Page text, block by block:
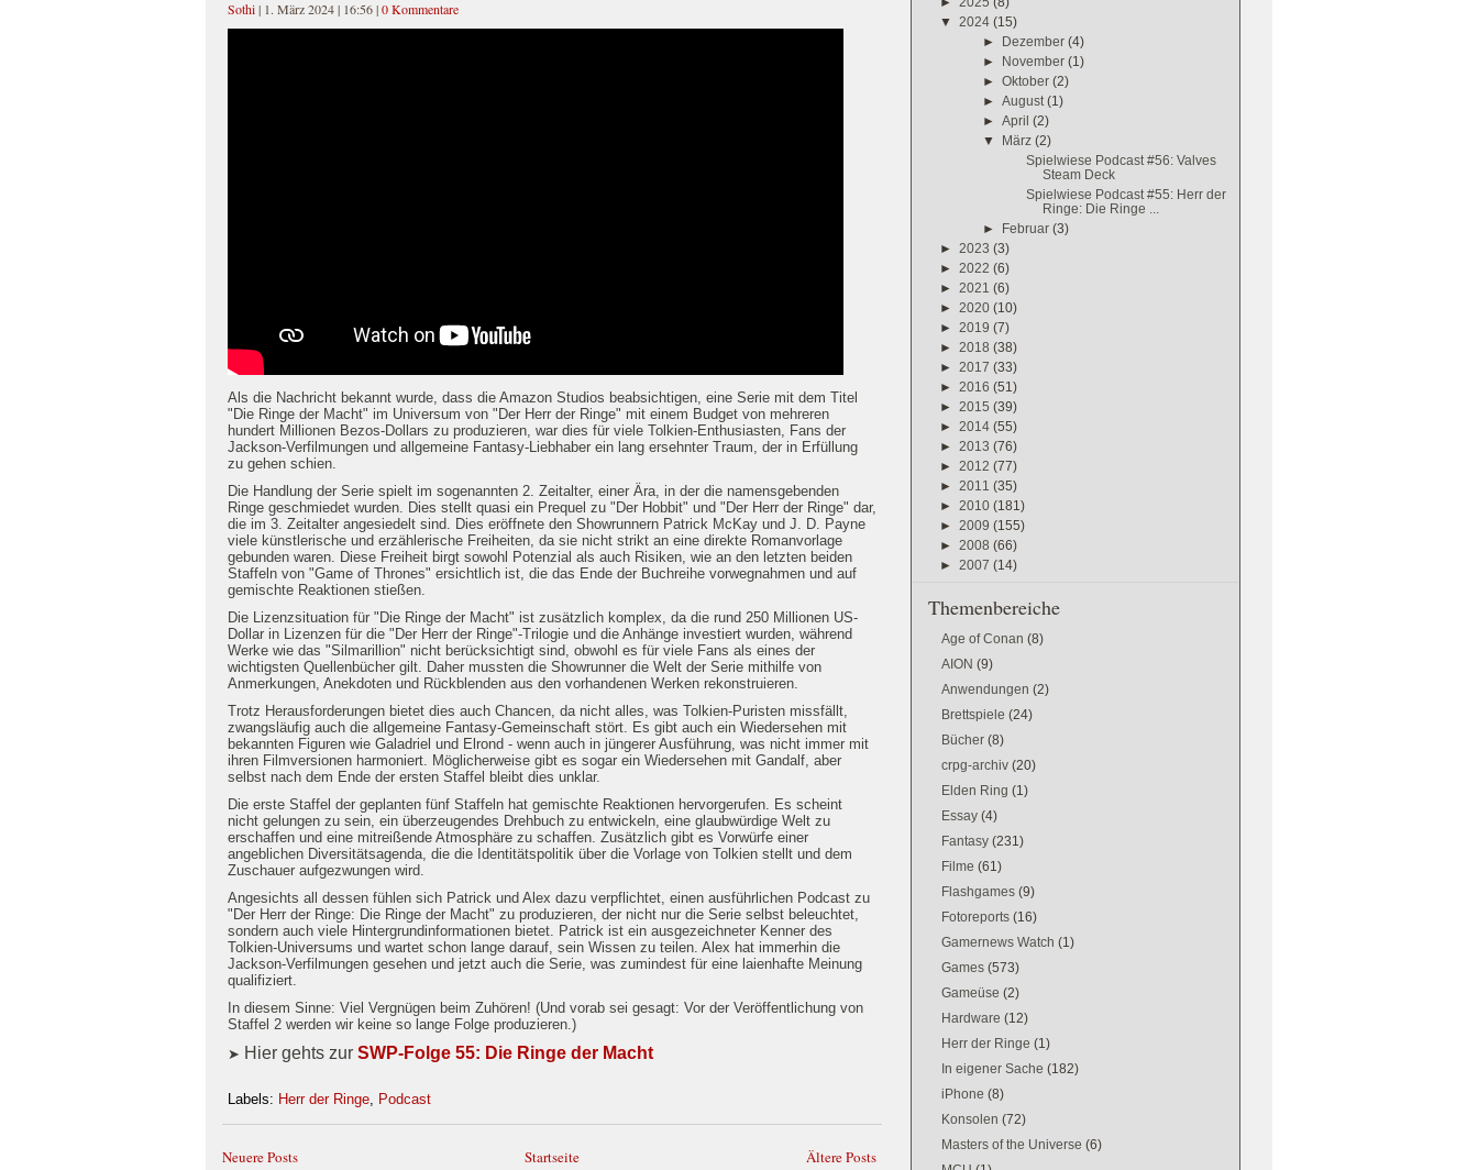
Sothi| 1. März 2024 | 16:56|0 Kommentare
Als die Nachricht bekannt wurde, dass die Amazon Studios beabsichtigen, eine Serie mit dem Titel
"Die Ringe der Macht" im Universum von "Der Herr der Ringe" mit einem Budget von mehreren
hundert Millionen Bezos-Dollars zu produzieren, war dies für viele Tolkien-Enthusiasten, Fans der
Jackson-Verfilmungen und allgemeine Fantasy-Liebhaber ein lang ersehnter Traum, der in Erfüllung
zu gehen schien.
Die Handlung der Serie spielt im sogenannten 2. Zeitalter, einer Ära, in der die namensgebenden
Ringe geschmiedet wurden. Dies stellt quasi ein Prequel zu "Der Hobbit" und "Der Herr der Ringe" dar,
die im 3. Zeitalter angesiedelt sind. Dies eröffnete den Showrunnern Patrick McKay und J. D. Payne
viele künstlerische und erzählerische Freiheiten, da sie nicht strikt an eine direkte Romanvorlage
gebunden waren. Diese Freiheit birgt sowohl Potenzial als auch Risiken, wie an den letzten beiden
Staffeln von "Game of Thrones" ersichtlich ist, die das Ende der Buchreihe vorwegnahmen und auf
gemischte Reaktionen stießen.
Die Lizenzsituation für "Die Ringe der Macht" ist zusätzlich komplex, da die rund 250 Millionen US-
Dollar in Lizenzen für die "Der Herr der Ringe"-Trilogie und die Anhänge investiert wurden, während
Werke wie das "Silmarillion" nicht berücksichtigt sind, obwohl es für viele Fans als eines der
wichtigsten Quellenbücher gilt. Daher mussten die Showrunner die Welt der Serie mithilfe von
Anmerkungen, Anekdoten und Rückblenden aus den vorhandenen Werken rekonstruieren.
Trotz Herausforderungen bietet dies auch Chancen, da nicht alles, was Tolkien-Puristen missfällt,
zwangsläufig auch die allgemeine Fantasy-Gemeinschaft stört. Es gibt auch ein Wiedersehen mit
bekannten Figuren wie Galadriel und Elrond - wenn auch in jüngerer Ausführung, was nicht immer mit
ihren Filmversionen harmoniert. Möglicherweise gibt es sogar ein Wiedersehen mit Gandalf, aber
selbst nach dem Ende der ersten Staffel bleibt dies unklar.
Die erste Staffel der geplanten fünf Staffeln hat gemischte Reaktionen hervorgerufen. Es scheint
nicht gelungen zu sein, ein überzeugendes Drehbuch zu entwickeln, eine glaubwürdige Welt zu
erschaffen und eine mitreißende Atmosphäre zu schaffen. Zusätzlich gibt es Vorwürfe einer
angeblichen Diversitätsagenda, die die Identitätspolitik über die Vorlage von Tolkien stellt und dem
Zuschauer aufgezwungen wird.
Angesichts all dessen fühlen sich Patrick und Alex dazu verpflichtet, einen ausführlichen Podcast zu
"Der Herr der Ringe: Die Ringe der Macht" zu produzieren, der nicht nur die Serie selbst beleuchtet,
sondern auch viele Hintergrundinformationen bietet. Patrick ist ein ausgezeichneter Kenner des
Tolkien-Universums und wartet schon lange darauf, sein Wissen zu teilen. Alex hat immerhin die
Jackson-Verfilmungen gesehen und jetzt auch die Serie, was zumindest für eine laienhafte Meinung
qualifiziert.
In diesem Sinne: Viel Vergnügen beim Zuhören! (Und vorab sei gesagt: Vor der Veröffentlichung von
Staffel 2 werden wir keine so lange Folge produzieren.)
➤ Hier gehts zur SWP-Folge 55: Die Ringe der Macht
Labels: Herr der Ringe, Podcast
Neuere Posts Ältere Posts
Startseite
▼ 2024 (15)
► Dezember(4)
► November(1)
►Oktober(2)
► August(1)
► April(2)
▼ März(2)
Spielwiese Podcast #56: Valves
Steam Deck
Spielwiese Podcast #55: Herr der
Ringe: Die Ringe ...
► Februar(3)
► 2023 (3)
► 2022 (6)
► 2021 (6)
► 2020 (10)
► 2019 (7)
► 2018 (38)
► 2017 (33)
► 2016 (51)
► 2015 (39)
► 2014 (55)
► 2013 (76)
► 2012 (77)
► 2011 (35)
► 2010 (181)
► 2009 (155)
► 2008 (66)
► 2007 (14)
Themenbereiche
Age of Conan (8)
AION (9)
Anwendungen (2)
Brettspiele (24)
Bücher (8)
crpg-archiv (20)
Elden Ring (1)
Essay (4)
Fantasy (231)
Filme (61)
Flashgames (9)
Fotoreports (16)
Gamernews Watch (1)
Games (573)
Gameüse (2)
Hardware (12)
Herr der Ringe (1)
In eigener Sache (182)
iPhone (8)
Konsolen (72)
Masters of the Universe (6)